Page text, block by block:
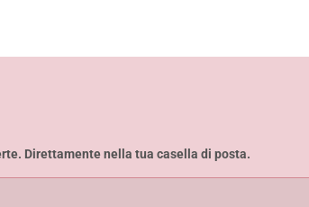
Direttamente nella tua casella di posta.